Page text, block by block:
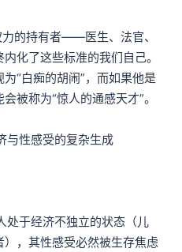
力的持有者——医生、法官、
化了这些标准的我们自己。
“白痴的胡闹”，而如果他是
被称为“惊人的通感天才”。
与性感受的复杂生成
处于经济不独立的状态（儿
，其性感受必然被生存焦虑